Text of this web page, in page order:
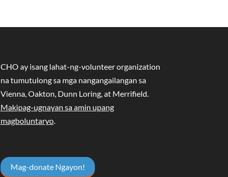
CHO ay isang lahat-ng-volunteer organization
na tumutulong sa mga nangangailangan sa
Vienna, Oakton, Dunn Loring, at Merrifield.
Makipag-ugnayan sa amin upang
magboluntaryo.
Mag-donate Ngayon!